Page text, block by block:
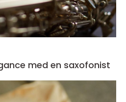
med en saxofonist